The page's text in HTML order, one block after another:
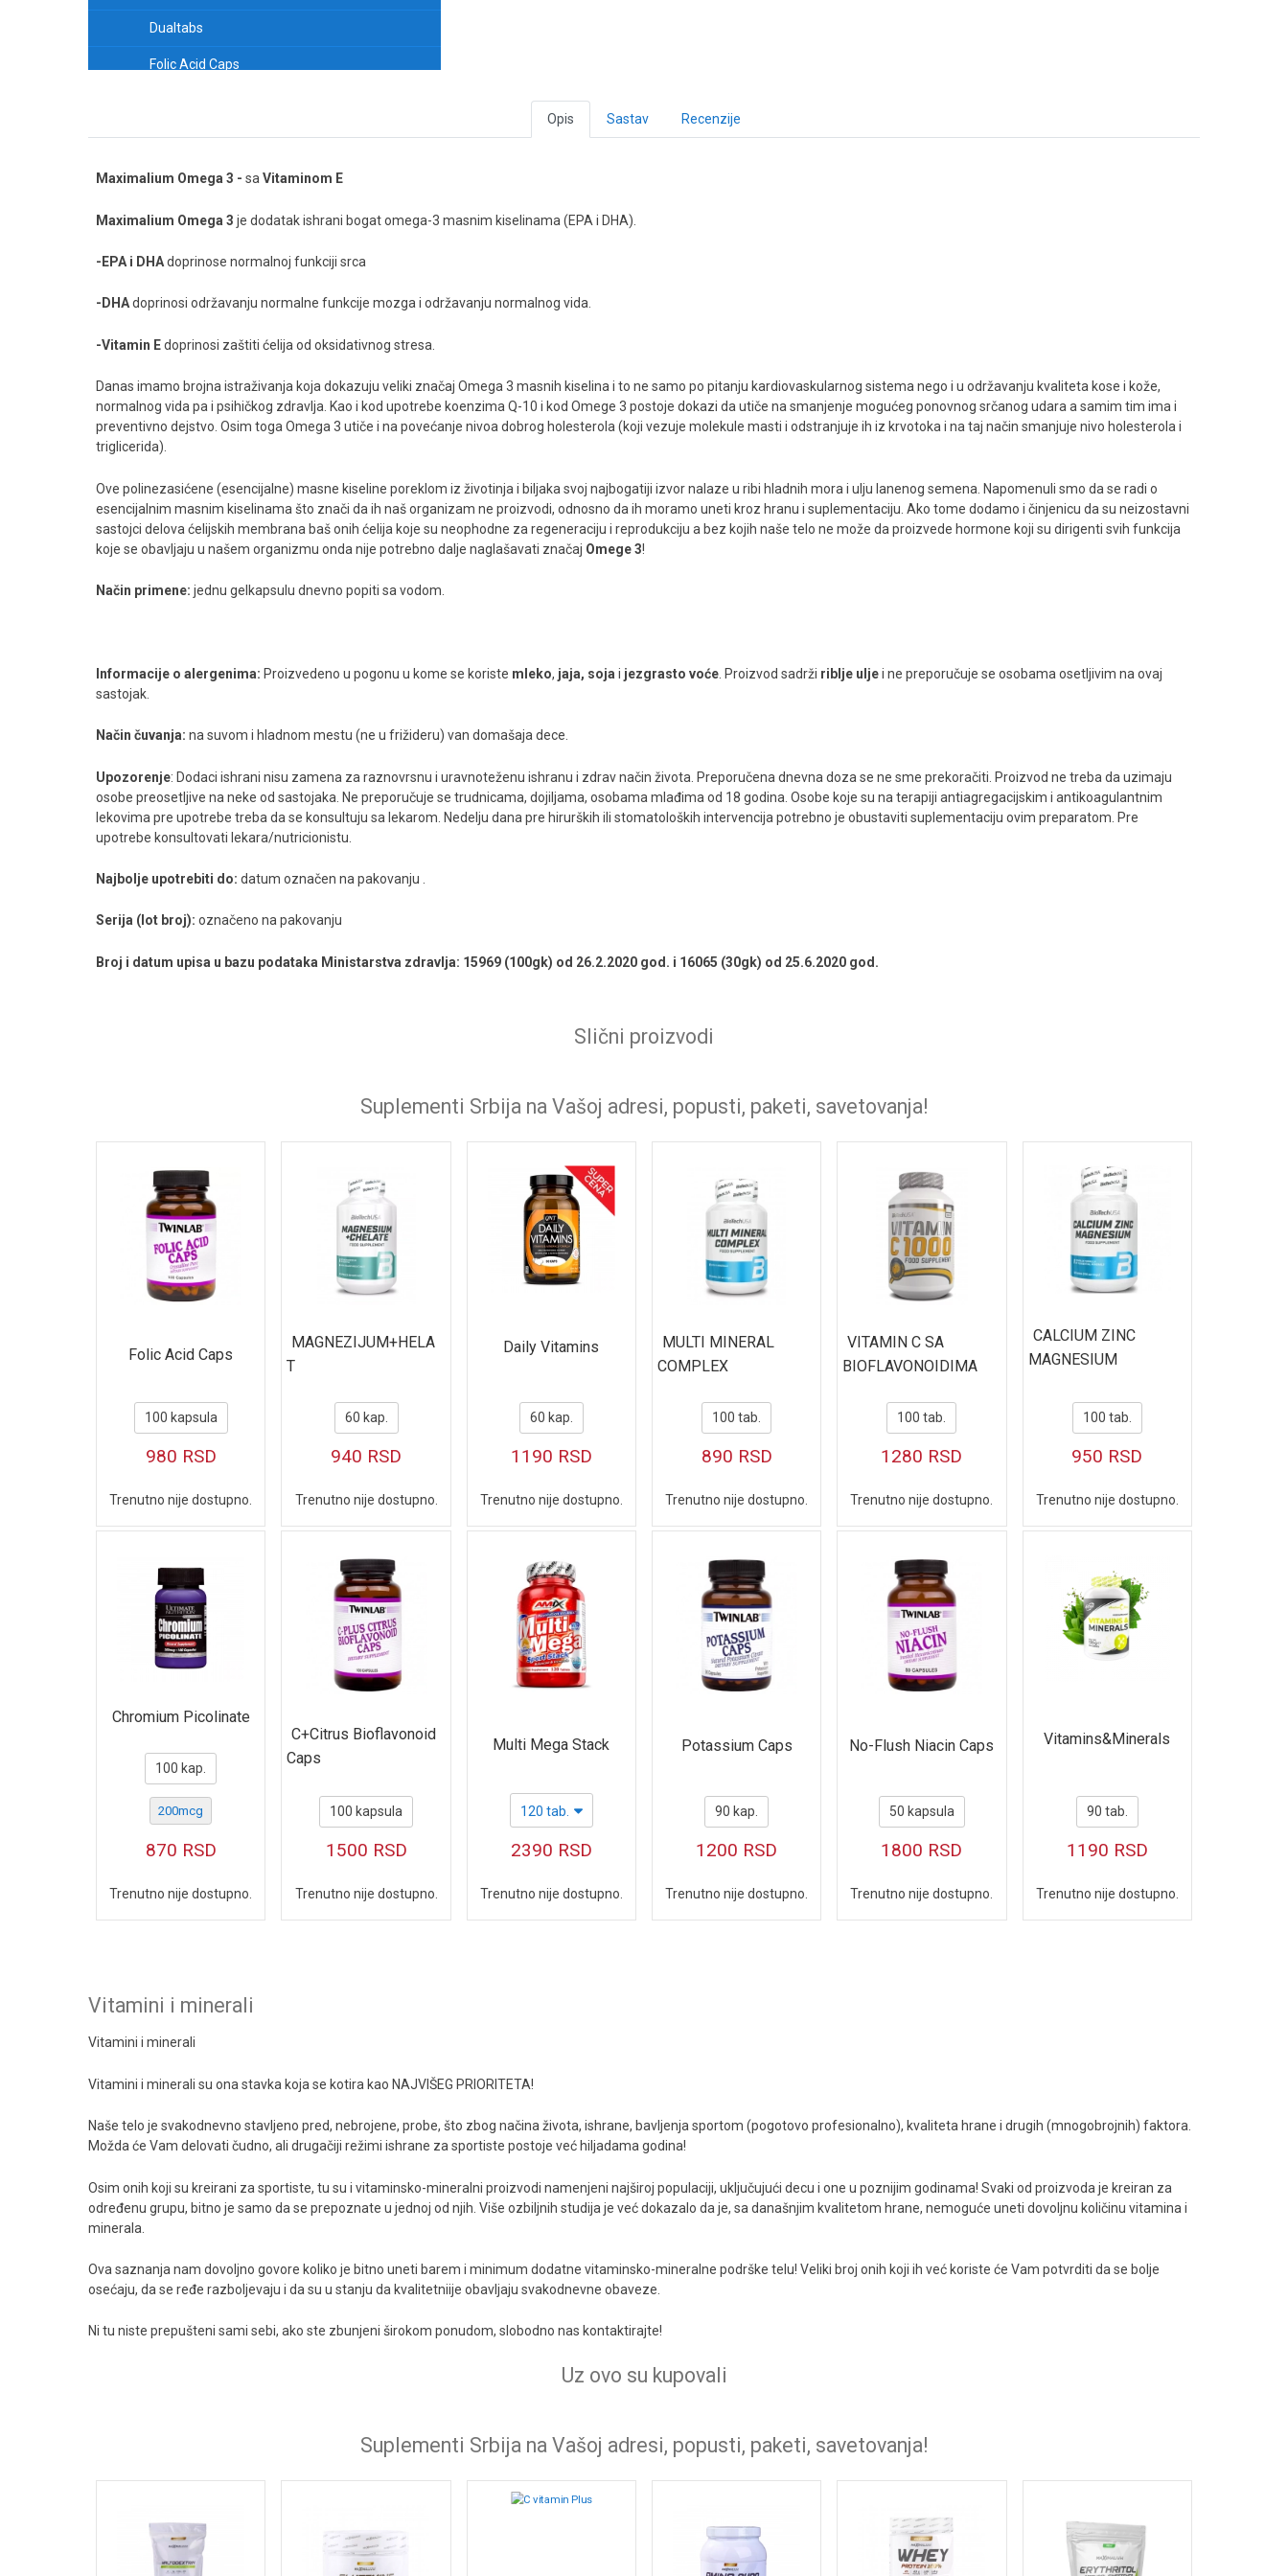
Dualtabs
Folic Acid Caps
Iron Caps
Potassium Caps
VITAMIN B-2
VITAMIN B-12, LIQ. KOMPLEKS
Vitamin C
Daily One
ZMA
VITAMIN C SA BIOFLAVONOIDIMA
Selenium
C vitamin
Glucosamine+MSM+Chondroitin
Prostata-zaštita i prevencija
Prirodni stimulatori hormona
Omega 3 i druge esencijalne masne kiseline
Energija, izdržljivost i ugljeni hidrati
Opis Sastav Recenzije
Maximalium Omega 3 - saVitaminom E
Maximalium Omega 3 je dodatak ishrani bogat omega-3 masnim kiselinama (EPA i DHA).
-EPA i DHAdoprinose normalnoj funkciji srca
-DHAdoprinosi održavanju normalne funkcije mozga i održavanju normalnog vida.
-Vitamin Edoprinosi zaštiti ćelija od oksidativnog stresa.
Danas imamo brojna istraživanja koja dokazuju veliki značaj Omega 3 masnih kiselina i to ne samo po pitanju kardiovaskularnog sistema nego i u održavanju kvaliteta kose i kože,
normalnog vida pa i psihičkog zdravlja. Kao i kod upotrebe koenzima Q-10 i kod Omege 3 postoje dokazi da utiče na smanjenje mogućeg ponovnog srčanog udara a samim tim ima i
preventivno dejstvo. Osim toga Omega 3 utiče i na povećanje nivoa dobrog holesterola (koji vezuje molekule masti i odstranjuje ih iz krvotoka i na taj način smanjuje nivo holesterola i
triglicerida).
Ove polinezasićene (esencijalne) masne kiseline poreklom iz životinja i biljaka svoj najbogatiji izvor nalaze u ribi hladnih mora i ulju lanenog semena. Napomenuli smo da se radi o
esencijalnim masnim kiselinama što znači da ih naš organizam ne proizvodi, odnosno da ih moramo uneti kroz hranu i suplementaciju. Ako tome dodamo i činjenicu da su neizostavni
sastojci delova ćelijskih membrana baš onih ćelija koje su neophodne za regeneraciju i reprodukciju a bez kojih naše telo ne može da proizvede hormone koji su dirigenti svih funkcija
koje se obavljaju u našem organizmu onda nije potrebno dalje naglašavati značaj Omege 3!
Način primene: jednu gelkapsulu dnevno popiti sa vodom.
Informacije o alergenima: Proizvedeno u pogonu u kome se koriste mleko, jaja, soja i jezgrasto voće . Proizvod sadrži riblje uljei ne preporučuje se osobama osetljivim na ovaj
sastojak.
Način čuvanja: na suvom i hladnom mestu (ne u frižideru) van domašaja dece.
Upozorenje: Dodaci ishrani nisu zamena za raznovrsnu i uravnoteženu ishranu i zdrav način života. Preporučena dnevna doza se ne sme prekoračiti. Proizvod ne treba da uzimaju
osobe preosetljive na neke od sastojaka. Ne preporučuje se trudnicama, dojiljama, osobama mlađima od 18 godina. Osobe koje su na terapiji antiagregacijskim i antikoagulantnim
lekovima pre upotrebe treba da se konsultuju sa lekarom. Nedelju dana pre hirurških ili stomatoloških intervencija potrebno je obustaviti suplementaciju ovim preparatom. Pre
upotrebe konsultovati lekara/nutricionistu.
Najbolje upotrebiti do: datum označen na pakovanju .
Serija (lot broj): označeno na pakovanju
Broj i datum upisa u bazu podataka Ministarstva zdravlja: 15969 (100gk) od 26.2.2020 god. i 16065 (30gk) od 25.6.2020 god.
Slični proizvodi
Suplementi Srbija na Vašoj adresi, popusti, paketi, savetovanja!
Folic Acid Caps
100 kapsula
980 RSD
Trenutno nije dostupno.
MAGNEZIJUM+HELA
T
60 kap.
940 RSD
Trenutno nije dostupno.
Daily Vitamins
60 kap.
1190 RSD
Trenutno nije dostupno.
MULTI MINERAL
COMPLEX
100 tab.
890 RSD
Trenutno nije dostupno.
VITAMIN C SA
BIOFLAVONOIDIMA
100 tab.
1280 RSD
Trenutno nije dostupno.
CALCIUM ZINC
MAGNESIUM
100 tab.
950 RSD
Trenutno nije dostupno.
Chromium Picolinate
100 kap.
200mcg
870 RSD
Trenutno nije dostupno.
C+Citrus Bioflavonoid
Caps
100 kapsula
1500 RSD
Trenutno nije dostupno.
Multi Mega Stack
120 tab.
2390 RSD
Trenutno nije dostupno.
Potassium Caps
90 kap.
1200 RSD
Trenutno nije dostupno.
No-Flush Niacin Caps
50 kapsula
1800 RSD
Trenutno nije dostupno.
Vitamins&Minerals
90 tab.
1190 RSD
Trenutno nije dostupno.
Vitamini i minerali
Vitamini i minerali
Vitamini i minerali su ona stavka koja se kotira kao NAJVIŠEG PRIORITETA!
Naše telo je svakodnevno stavljeno pred, nebrojene, probe, što zbog načina života, ishrane, bavljenja sportom (pogotovo profesionalno), kvaliteta hrane i drugih (mnogobrojnih) faktora.
Možda će Vam delovati čudno, ali drugačiji režimi ishrane za sportiste postoje već hiljadama godina!
Osim onih koji su kreirani za sportiste, tu su i vitaminsko-mineralni proizvodi namenjeni najširoj populaciji, uključujući decu i one u poznijim godinama! Svaki od proizvoda je kreiran za
određenu grupu, bitno je samo da se prepoznate u jednoj od njih. Više ozbiljnih studija je već dokazalo da je, sa današnjim kvalitetom hrane, nemoguće uneti dovoljnu količinu vitamina i
minerala.
Ova saznanja nam dovoljno govore koliko je bitno uneti barem i minimum dodatne vitaminsko-mineralne podrške telu! Veliki broj onih koji ih već koriste će Vam potvrditi da se bolje
osećaju, da se ređe razboljevaju i da su u stanju da kvalitetniije obavljaju svakodnevne obaveze.
Ni tu niste prepušteni sami sebi, ako ste zbunjeni širokom ponudom, slobodno nas kontaktirajte!
Uz ovo su kupovali
Suplementi Srbija na Vašoj adresi, popusti, paketi, savetovanja!